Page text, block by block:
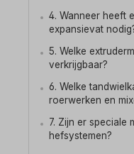
4. Wanneer heeft
expansievat
5. Welke
verkrijgbaar?
6. Welke
roerwerken en
7. Zijn er speciale
hefsystemen?